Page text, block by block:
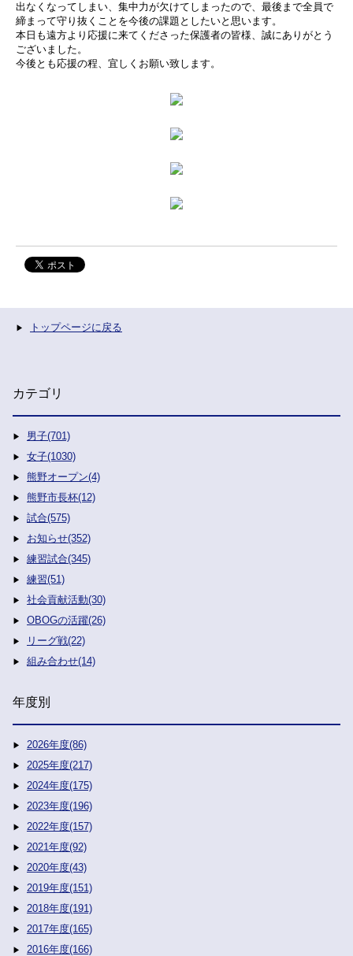
出なくなってしまい、集中力が欠けてしまったので、最後まで全員で
締まって守り抜くことを今後の課題としたいと思います。
本日も遠方より応援に来てくださった保護者の皆様、誠にありがとう
ございました。
今後とも応援の程、宜しくお願い致します。
トップページに戻る
カテゴリ
男子(701)
女子(1030)
熊野オープン(4)
熊野市長杯(12)
試合(575)
お知らせ(352)
練習試合(345)
練習(51)
社会貢献活動(30)
OBOGの活躍(26)
リーグ戦(22)
組み合わせ(14)
年度別
2026年度(86)
2025年度(217)
2024年度(175)
2023年度(196)
2022年度(157)
2021年度(92)
2020年度(43)
2019年度(151)
2018年度(191)
2017年度(165)
2016年度(166)